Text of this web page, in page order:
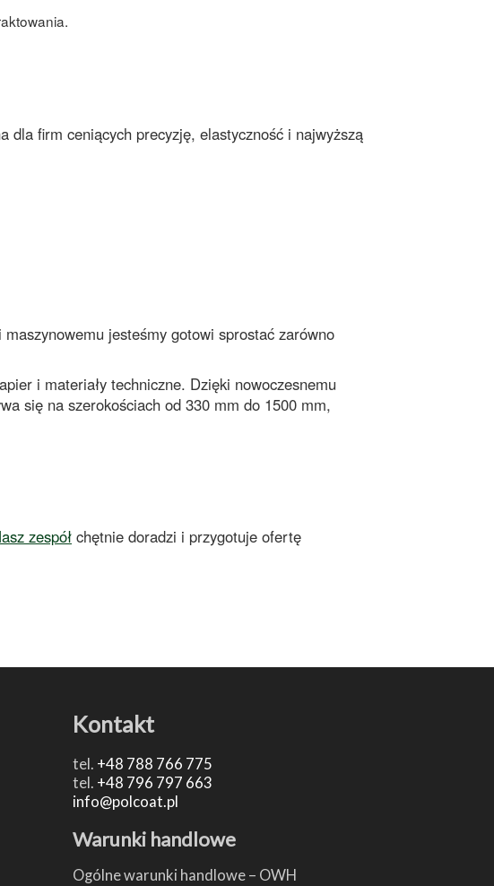
dla firm ceniących precyzję, elastyczność i najwyższą
jesteśmy gotowi sprostać zarówno
i materiały techniczne. Dzięki nowoczesnemu
się na szerokościach od 330 mm do 1500 mm,
zespół chętnie doradzi i przygotuje ofertę
Kontakt
tel. +48 788 766 775
tel. +48 796 797 663
info@polcoat.pl
Warunki handlowe
Ogólne warunki handlowe – OWH